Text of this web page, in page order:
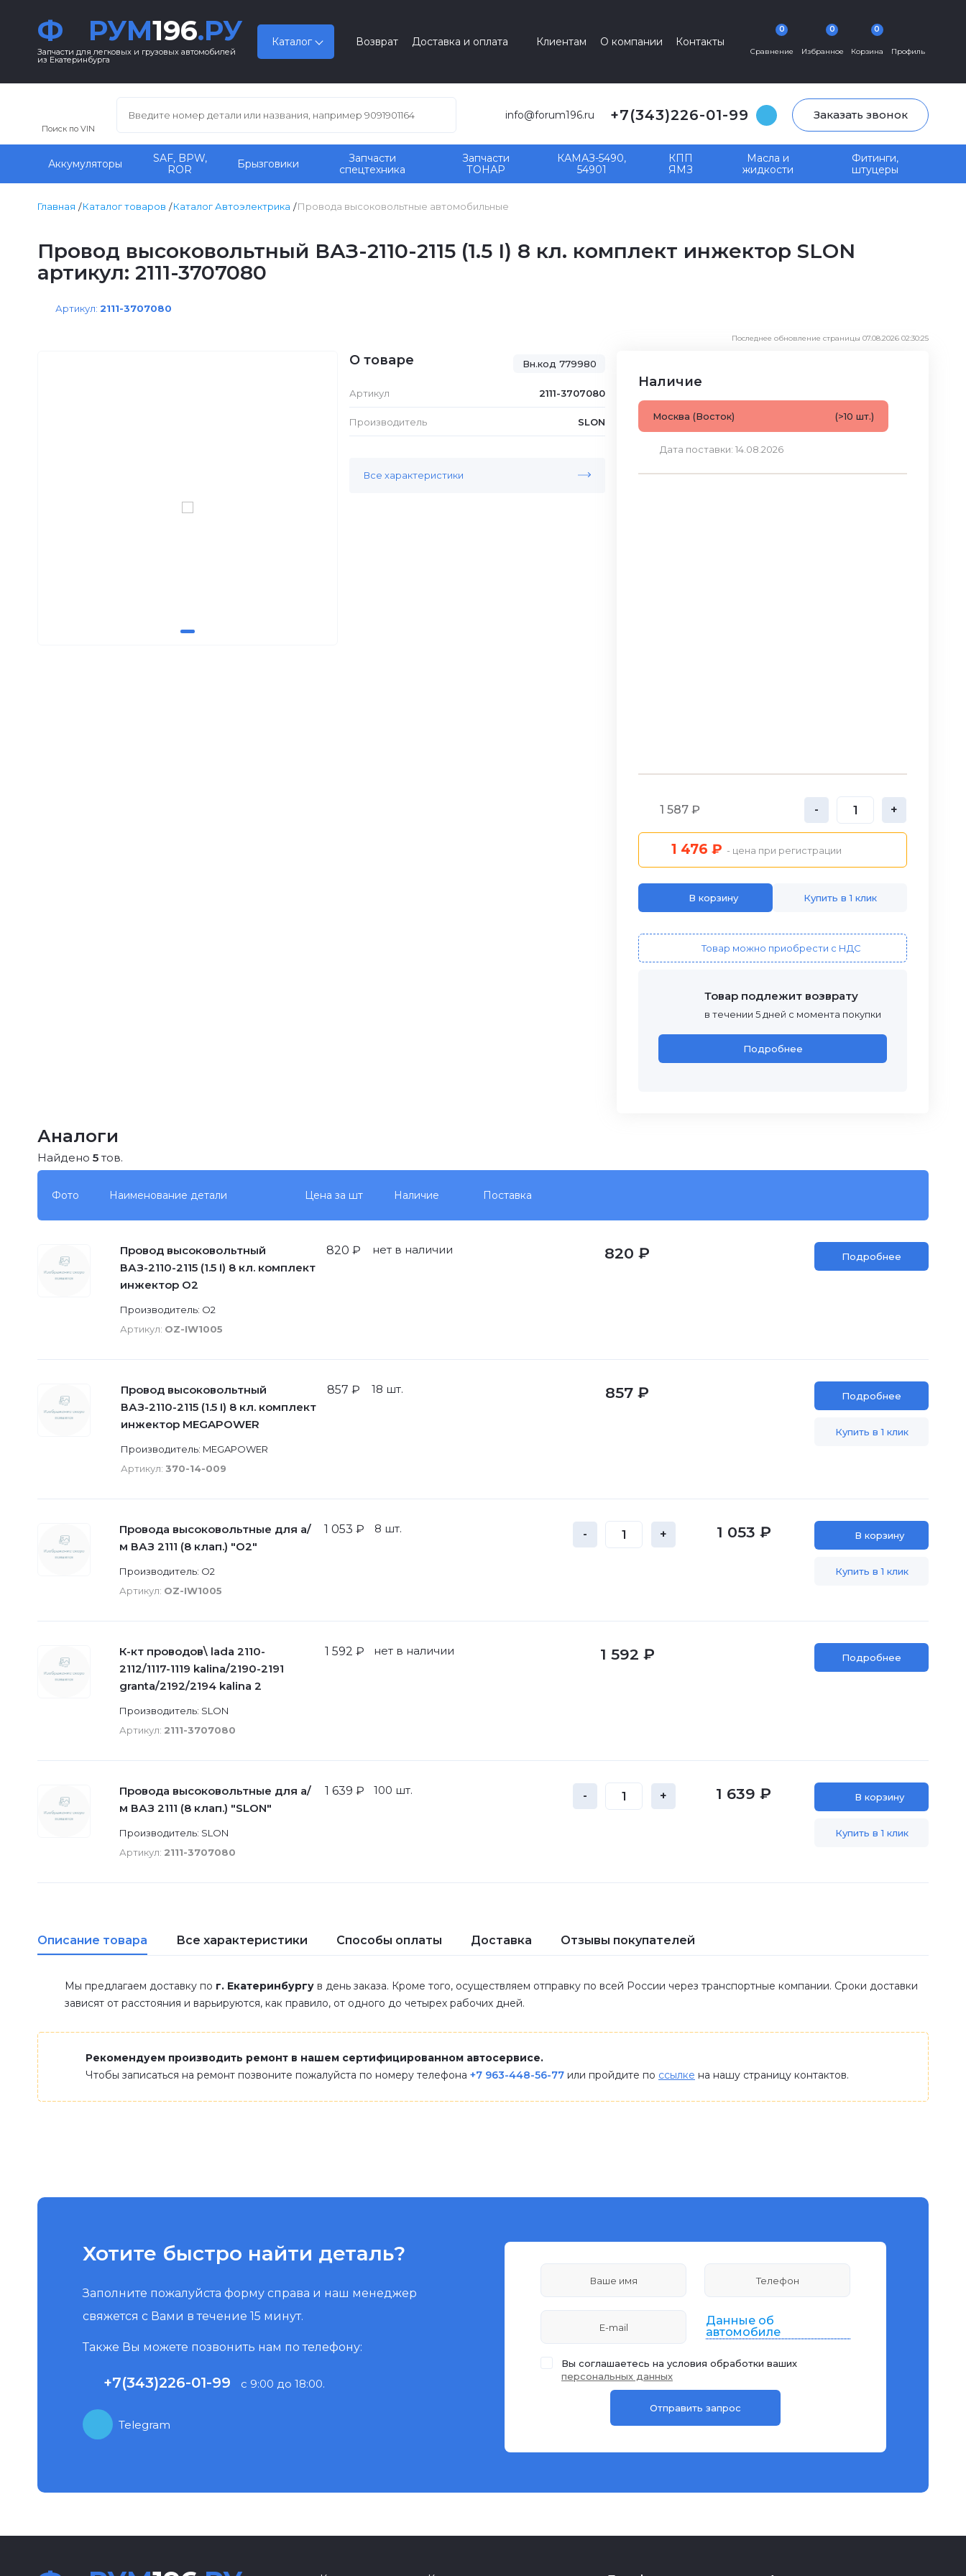
Ф РУМ196.РУ
Запчасти для легковых и грузовых автомобилей
из Екатеринбурга
Каталог Возврат Доставка и оплата Клиентам О компании Контакты
Сравнение
0
Избранное
0
Корзина
0
Профиль
Поиск по VIN
info@forum196.ru +7(343)226-01-99 Заказать звонок
Аккумуляторы
SAF, BPW,
ROR
Брызговики
Запчасти
спецтехника
Запчасти
ТОНАР
КАМАЗ-5490,
54901
КПП
ЯМЗ
Масла и
жидкости
Фитинги,
штуцеры
Главная Каталог товаров Каталог Автоэлектрика Провода высоковольтные автомобильные
Провод высоковольтный ВАЗ-2110-2115 (1.5 I) 8 кл. комплект инжектор SLON
артикул: 2111-3707080
Артикул: 2111-3707080
Последнее обновление страницы 07.08.2026 02:30:25
Вн.код 779980
О товаре
Артикул 2111-3707080
Производитель SLON
Все характеристики
Наличие
Москва (Восток) (>10 шт.)
Дата поставки: 14.08.2026
1 587 ₽ - +
1 476 ₽ - цена при регистрации
В корзину Купить в 1 клик
Товар можно приобрести с НДС
Товар подлежит возврату
в течении 5 дней с момента покупки
Подробнее
Аналоги
Найдено 5 тов.
Фото Наименование детали Цена за шт Наличие Поставка
Провод высоковольтный
ВАЗ-2110-2115 (1.5 I) 8 кл. комплект
инжектор О2
Производитель: О2
Артикул: OZ-IW1005
820 ₽ нет в наличии 820 ₽ Подробнее
Провод высоковольтный
ВАЗ-2110-2115 (1.5 I) 8 кл. комплект
инжектор MEGAPOWER
Производитель: MEGAPOWER
Артикул: 370-14-009
857 ₽ 18 шт. 857 ₽ Подробнее
Купить в 1 клик
Провода высоковольтные для а/
м ВАЗ 2111 (8 клап.) "О2"
Производитель: О2
Артикул: OZ-IW1005
1 053 ₽ 8 шт. - + 1 053 ₽ В корзину
Купить в 1 клик
К-кт проводов\ lada 2110-
2112/1117-1119 kalina/2190-2191
granta/2192/2194 kalina 2
Производитель: SLON
Артикул: 2111-3707080
1 592 ₽ нет в наличии 1 592 ₽ Подробнее
Провода высоковольтные для а/
м ВАЗ 2111 (8 клап.) "SLON"
Производитель: SLON
Артикул: 2111-3707080
1 639 ₽ 100 шт. - + 1 639 ₽ В корзину
Купить в 1 клик
Описание товара Все характеристики Способы оплаты Доставка Отзывы покупателей
Мы предлагаем доставку по г. Екатеринбургу в день заказа. Кроме того, осуществляем отправку по всей России через транспортные компании. Сроки доставки
зависят от расстояния и варьируются, как правило, от одного до четырех рабочих дней.
Рекомендуем производить ремонт в нашем сертифицированном автосервисе.
Чтобы записаться на ремонт позвоните пожалуйста по номеру телефона +7 963-448-56-77 или пройдите по ссылке на нашу страницу контактов.
Хотите быстро найти деталь?
Заполните пожалуйста форму справа и наш менеджер
свяжется с Вами в течение 15 минут.
Также Вы можете позвонить нам по телефону:
+7(343)226-01-99 с 9:00 до 18:00.
Telegram
Данные об
автомобиле
Вы соглашаетесь на условия обработки ваших
персональных данных